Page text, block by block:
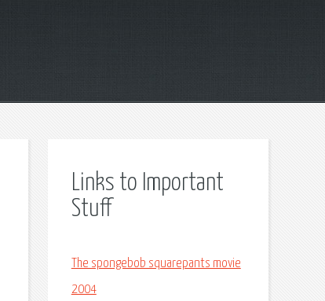
Links to Important
Stuff
The spongebob squarepants movie
2004